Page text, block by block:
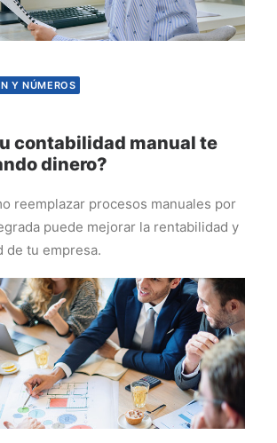
Y NÚMEROS
contabilidad manual te
dinero?
reemplazar procesos manuales por
puede mejorar la rentabilidad y
de tu empresa.